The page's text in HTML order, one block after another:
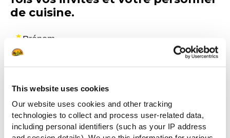
This website uses cookies
Our website uses cookies and other tracking
technologies to collect and process user-related data,
including personal identifiers (such as your IP address
de cuisine.